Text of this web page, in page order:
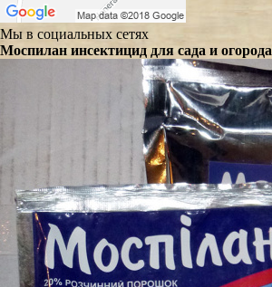
Мы в социальных сетях
Моспилан инсектицид для сада и огорода